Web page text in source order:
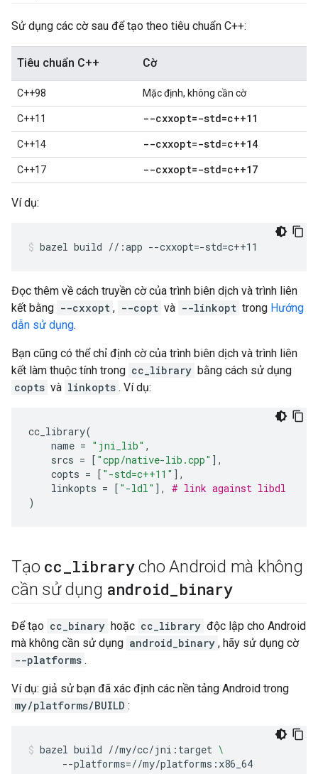
Sử dụng các cờ sau để tạo theo tiêu chuẩn C++:
Tiêu chuẩn C++ Cờ
C++98 Mặc định, không cần cờ
C++11 --cxxopt=-std=c++11
C++14 --cxxopt=-std=c++14
C++17 --cxxopt=-std=c++17
Ví dụ:
bazel build //:app --cxxopt=-std=c++11
Đọc thêm về cách truyền cờ của trình biên dịch và trình liên
kết bằng --cxxopt , --copt và --linkopt trong Hướng
dẫn sử dụng.
Bạn cũng có thể chỉ định cờ của trình biên dịch và trình liên
kết làm thuộc tính trong cc_library bằng cách sử dụng
copts và linkopts . Ví dụ:
cc_library(
name = "jni_lib" ,
srcs = [ "cpp/native-lib.cpp" ],
copts = [ "-std=c++11" ],
linkopts = [ "-ldl" ],
# link against libdl
)
Tạo cc librarycho Android mà không
cần sử dụng android binary
Để tạo cc_binary hoặc cc_library độc lập cho Android
mà không cần sử dụng android_binary , hãy sử dụng cờ
--platforms .
Ví dụ: giả sử bạn đã xác định các nền tảng Android trong
my/platforms/BUILD :
bazel build //my/cc/jni:target \
--platforms=//my/platforms:x86_64